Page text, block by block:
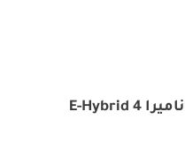
الأسئلة المتكررة عن بورش باناميرا 4 E-Hybrid